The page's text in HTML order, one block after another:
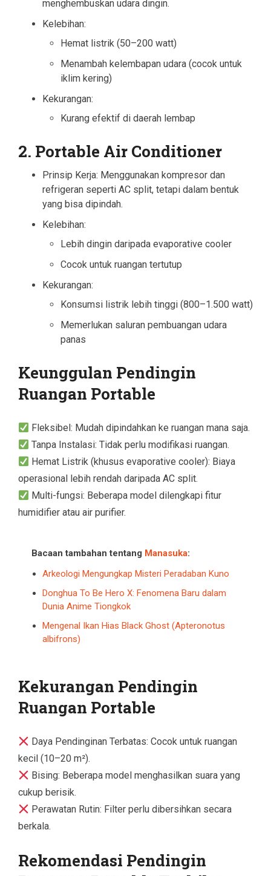
menghembuskan udara dingin.
Kelebihan:
Hemat listrik (50–200 watt)
Menambah kelembapan udara (cocok untuk
iklim kering)
Kekurangan:
Kurang efektif di daerah lembap
2. Portable Air Conditioner
Prinsip Kerja: Menggunakan kompresor dan
refrigeran seperti AC split, tetapi dalam bentuk
yang bisa dipindah.
Kelebihan:
Lebih dingin daripada evaporative cooler
Cocok untuk ruangan tertutup
Kekurangan:
Konsumsi listrik lebih tinggi (800–1.500 watt)
Memerlukan saluran pembuangan udara
panas
Keunggulan Pendingin
Ruangan Portable
Fleksibel: Mudah dipindahkan ke ruangan mana saja.
Tanpa Instalasi: Tidak perlu modifikasi ruangan.
Hemat Listrik (khusus evaporative cooler): Biaya
operasional lebih rendah daripada AC split.
Multi-fungsi: Beberapa model dilengkapi fitur
humidifier atau air purifier.
Bacaan tambahan tentang Manasuka:
Arkeologi Mengungkap Misteri Peradaban Kuno
Donghua To Be Hero X: Fenomena Baru dalam
Dunia Anime Tiongkok
Mengenal Ikan Hias Black Ghost (Apteronotus
albifrons)
Kekurangan Pendingin
Ruangan Portable
Daya Pendinginan Terbatas: Cocok untuk ruangan
kecil (10–20 m²).
Bising: Beberapa model menghasilkan suara yang
cukup berisik.
Perawatan Rutin: Filter perlu dibersihkan secara
berkala.
Rekomendasi Pendingin